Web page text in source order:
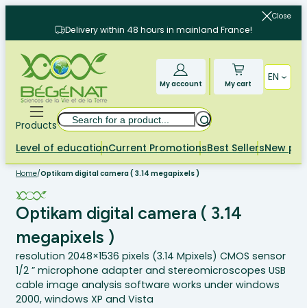
content
Close
Delivery within 48 hours in mainland France!
My account My cart
EN
Products
Search
Level of educationCurrent PromotionsBest SellersNew
Home/Optikam digital camera ( 3.14 megapixels )
Optikam digital camera ( 3.14
megapixels )
resolution 2048×1536 pixels (3.14 Mpixels) CMOS sensor
1/2 ” microphone adapter and stereomicroscopes USB
cable image analysis software works under windows
2000, windows XP and Vista